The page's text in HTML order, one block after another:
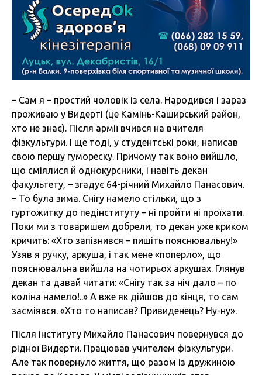
– Сам я – простий чоловік із села. Народився і зараз
проживаю у Видерті (це Камінь-Каширський район,
хто не знає). Після армії вчився на вчителя
фізкультури. І ще тоді, у студентські роки, написав
свою першу гумореску. Причому так воно вийшло,
що сміялися й однокурсники, і навіть декан
факультету, – згадує 64-річний Михайло Панасович.
– То була зима. Снігу намело стільки, що з
гуртожитку до педінституту – ні пройти ні проїхати.
Поки ми з товаришем добрели, то декан уже криком
кричить: «Хто запізнився – пишіть пояснювальну!»
Узяв я ручку, аркуша, і так мене «поперло», що
пояснювальна вийшла на чотирьох аркушах. Глянув
декан та давай читати: «Снігу так за ніч дало – по
коліна намело!..» А вже як дійшов до кінця, то сам
засміявся. «Хто то написав? Привиденець? Ну-ну».
Після інституту Михайло Панасович повернувся до
рідної Видерти. Працював учителем фізкультури.
Але так повернуло життя, що разом із дружиною